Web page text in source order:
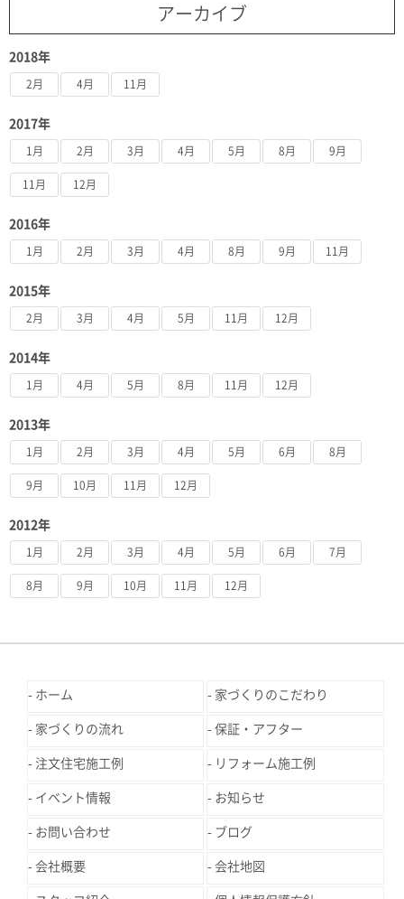
アーカイブ
2018年
2月 4月 11月
2017年
1月 2月 3月 4月 5月 8月 9月
11月 12月
2016年
1月 2月 3月 4月 8月 9月 11月
2015年
2月 3月 4月 5月 11月 12月
2014年
1月 4月 5月 8月 11月 12月
2013年
1月 2月 3月 4月 5月 6月 8月
9月 10月 11月 12月
2012年
1月 2月 3月 4月 5月 6月 7月
8月 9月 10月 11月 12月
ホーム 家づくりのこだわり
家づくりの流れ 保証・アフター
注文住宅施工例 リフォーム施工例
イベント情報 お知らせ
お問い合わせ ブログ
会社概要 会社地図